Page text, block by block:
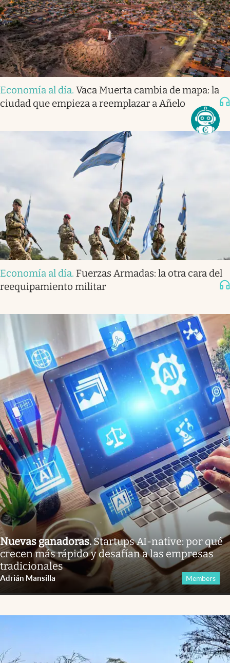
Economía al día. Vaca Muerta cambia de mapa: la
ciudad que empieza a reemplazar a Añelo
Economía al día. Fuerzas Armadas: la otra cara del
reequipamiento militar
Nuevas ganadoras.Startups AI-native: por qué
crecen más rápido y desafían a las empresas
tradicionales
Adrián Mansilla Members